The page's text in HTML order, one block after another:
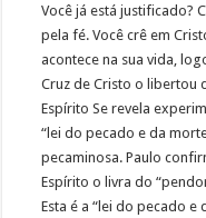
Você já está justificado?
pela fé. Você crê em
acontece na sua vida,
Cruz de Cristo o libertou
Espírito Se revela
“lei do pecado e da
pecaminosa. Paulo
Espírito o livra do
Esta é a “lei do pecado e